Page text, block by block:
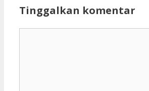
Tinggalkan komentar